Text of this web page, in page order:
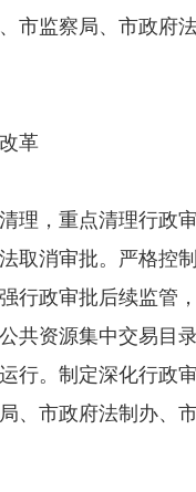
市监察局、市政府
革
，重点清理行政
取消审批。严格控
行政审批后续监管
共资源集中交易目
行。制定深化行政
、市政府法制办、